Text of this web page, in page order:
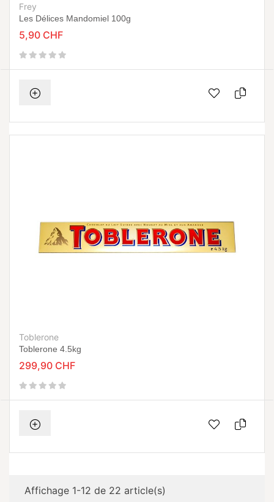
Frey
Les Délices Mandomiel 100g
5,90 CHF
Toblerone
Toblerone 4.5kg
299,90 CHF
Affichage 1-12 de 22 article(s)